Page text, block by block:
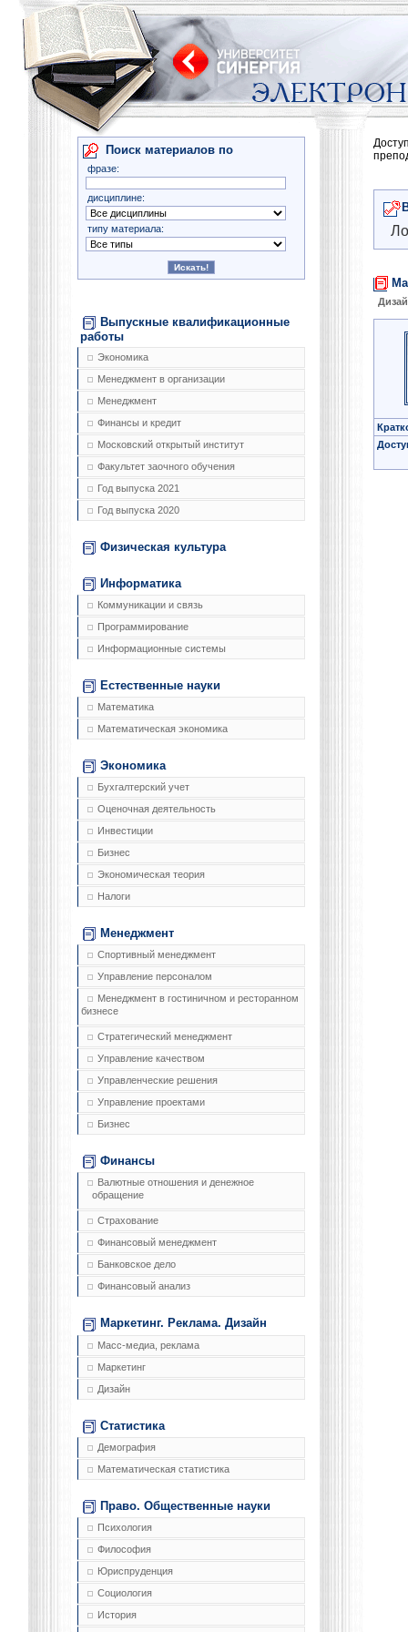
Поиск материалов по
фразе:
дисциплине:
типу материала:
Выпускные квалификационные
работы
Экономика
Менеджмент в организации
Менеджмент
Финансы и кредит
Московский открытый институт
Факультет заочного обучения
Год выпуска 2021
Год выпуска 2020
Физическая культура
Информатика
Коммуникации и связь
Программирование
Информационные системы
Естественные науки
Математика
Математическая экономика
Экономика
Бухгалтерский учет
Оценочная деятельность
Инвестиции
Бизнес
Экономическая теория
Налоги
Менеджмент
Спортивный менеджмент
Управление персоналом
Менеджмент в гостиничном и ресторанном
бизнесе
Стратегический менеджмент
Управление качеством
Управленческие решения
Управление проектами
Бизнес
Финансы
Валютные отношения и денежное
обращение
Страхование
Финансовый менеджмент
Банковское дело
Финансовый анализ
Маркетинг. Реклама. Дизайн
Масс-медиа, реклама
Маркетинг
Дизайн
Статистика
Демография
Математическая статистика
Право. Общественные науки
Психология
Философия
Юриспруденция
Социология
История